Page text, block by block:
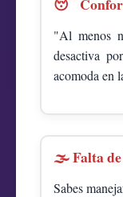
"Al menos
desactiva
acomoda en
🌫️ Falta
Sabes